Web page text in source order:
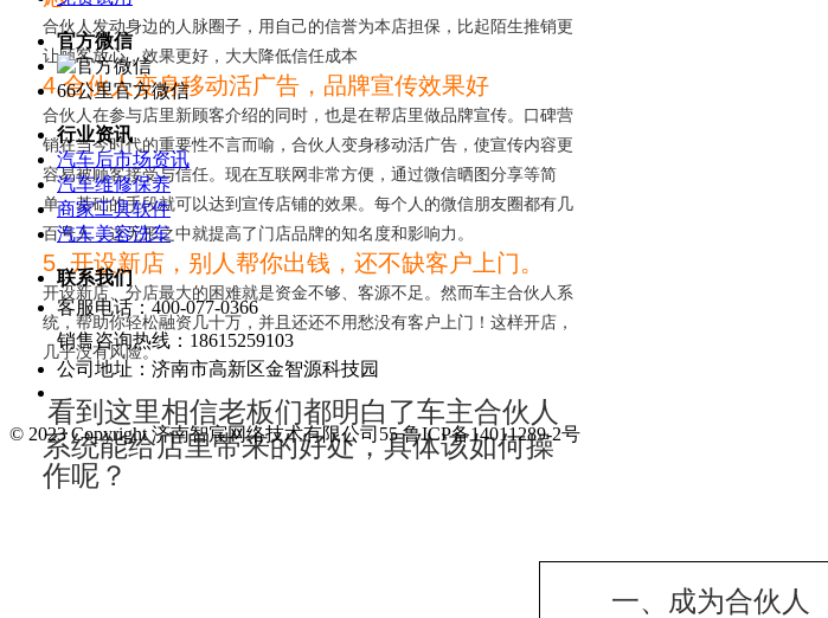
合伙人发动身边的人脉圈子，用自己的信誉为本店担保，比起陌生推销更
让顾客放心，效果更好，大大降低信任成本
4.合伙人变身移动活广告，品牌宣传效果好
合伙人在参与店里新顾客介绍的同时，也是在帮店里做品牌宣传。口碑营
销在当今时代的重要性不言而喻，合伙人变身移动活广告，使宣传内容更
容易被顾客接受与信任。现在互联网非常方便，通过微信晒图分享等简
单、基础的手段就可以达到宣传店铺的效果。每个人的微信朋友圈都有几
百号人，这无形之中就提高了门店品牌的知名度和影响力。
5. 开设新店，别人帮你出钱，还不缺客户上门。
开设新店、分店最大的困难就是资金不够、客源不足。然而车主合伙人系
统，帮助你轻松融资几十万，并且还还不用愁没有客户上门！这样开店，
几乎没有风险。
看到这里相信老板们都明白了车主合伙人
系统能给店里带来的好处，具体该如何操
作呢？
一、成为合伙人
官方微信
66公里官方微信
行业资讯
汽车后市场资讯
汽车维修保养
商家工具软件
汽车美容洗车
联系我们
客服电话：400-077-0366
销售咨询热线：18615259103
公司地址：济南市高新区金智源科技园
© 2023 Copyright 济南智宸网络技术有限公司55 鲁ICP备14011289-2号